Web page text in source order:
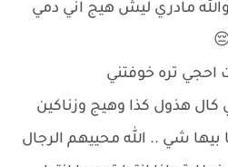
مادري ليش هيج اني دمي
تره خوفتني
هذول كذا وهيج وزناكين
شي .. الله محييهم الرجال